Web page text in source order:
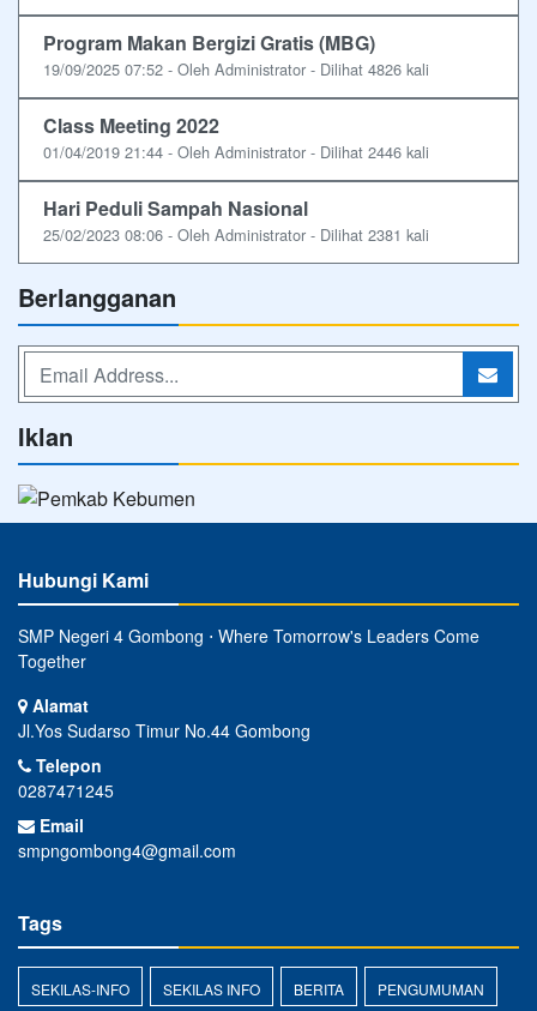
Program Makan Bergizi Gratis (MBG)
19/09/2025 07:52 - Oleh Administrator - Dilihat 4826 kali
Class Meeting 2022
01/04/2019 21:44 - Oleh Administrator - Dilihat 2446 kali
Hari Peduli Sampah Nasional
25/02/2023 08:06 - Oleh Administrator - Dilihat 2381 kali
Berlangganan
Iklan
Hubungi Kami
SMP Negeri 4 Gombong ⋅ Where Tomorrow's Leaders Come
Together
Alamat
Jl.Yos Sudarso Timur No.44 Gombong
Telepon
0287471245
Email
smpngombong4@gmail.com
Tags
SEKILAS-INFO SEKILAS INFO BERITA PENGUMUMAN